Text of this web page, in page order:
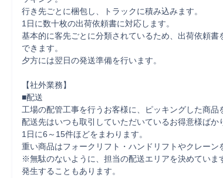
行き先ごとに梱包し、トラックに積み込みます。
1日に数十枚の出荷依頼書に対応します。
基本的に客先ごとに分類されているため、出荷依頼書
できます。
夕方には翌日の発送準備を行います。
【社外業務】
■配送
工場の配管工事を行うお客様に、ピッキングした商品
配送先はいつも取引していただいているお得意様ばか
1日に6～15件ほどをまわります。
重い商品はフォークリフト・ハンドリフトやクレーン
※無駄のないように、担当の配送エリアを決めていま
発生することもあります。